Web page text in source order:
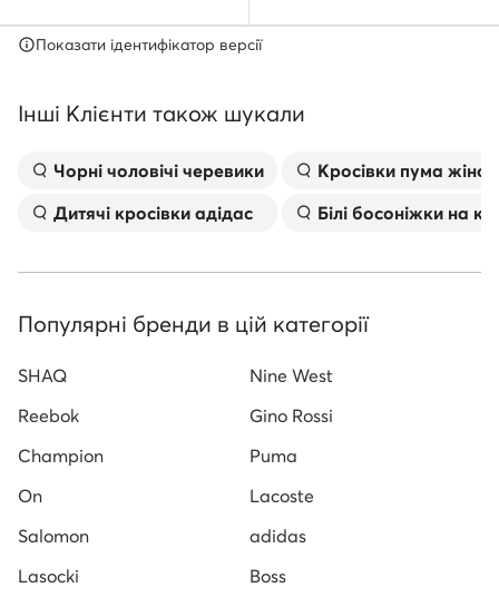
Показати ідентифікатор версії
Інші Клієнти також шукали
Чорні чоловічі черевики
Дитячі кросівки адідас
Kросівки пума
Білі босоніжки на
Популярні бренди в цій категорії
SHAQ
Nine West
Reebok
Gino Rossi
Champion
Puma
On
Lacoste
Salomon
adidas
Lasocki
Boss